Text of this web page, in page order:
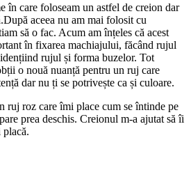
în care foloseam un astfel de creion dar
aceea nu am mai folosit cu
să o fac. Acum am înțeles că acest
în fixarea machiajului, făcând rujul
rujul și forma buzelor. Tot
o nouă nuanță pentru un ruj care
dar nu ți se potrivește ca și culoare.
ruj roz care îmi place cum se întinde pe
prea deschis. Creionul m-a ajutat să îi
placă.